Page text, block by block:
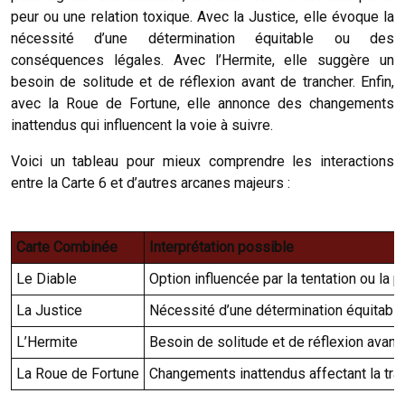
peur ou une relation toxique. Avec la Justice, elle évoque la
nécessité d’une détermination équitable ou des
conséquences légales. Avec l’Hermite, elle suggère un
besoin de solitude et de réflexion avant de trancher. Enfin,
avec la Roue de Fortune, elle annonce des changements
inattendus qui influencent la voie à suivre.
Voici un tableau pour mieux comprendre les interactions
entre la Carte 6 et d’autres arcanes majeurs :
Carte Combinée
Interprétation possible
Le Diable
Option influencée par la tentation ou la
La Justice
Nécessité d’une détermination
L’Hermite
Besoin de solitude et de réflexion
La Roue de Fortune Changements inattendus affectant la